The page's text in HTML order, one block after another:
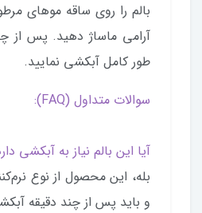
بالم را روی ساقه موهای
آرامی ماساژ دهید. پس از
طور کامل آبکشی نمایید.
سوالات متداول (FAQ):
آیا این بالم نیاز به آبکشی
بله، این محصول از نوع
و باید پس از چند دقیقه